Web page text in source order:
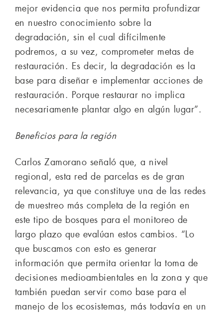
mejor evidencia que nos permita profundizar
en nuestro conocimiento sobre la
degradación, sin el cual difícilmente
podremos, a su vez, comprometer metas de
restauración. Es decir, la degradación es la
base para diseñar e implementar acciones de
restauración. Porque restaurar no implica
necesariamente plantar algo en algún lugar”.
Beneficios para la región
Carlos Zamorano señaló que, a nivel
regional, esta red de parcelas es de gran
relevancia, ya que constituye una de las redes
de muestreo más completa de la región en
este tipo de bosques para el monitoreo de
largo plazo que evalúan estos cambios. “Lo
que buscamos con esto es generar
información que permita orientar la toma de
decisiones medioambientales en la zona y que
también puedan servir como base para el
manejo de los ecosistemas, más todavía en un